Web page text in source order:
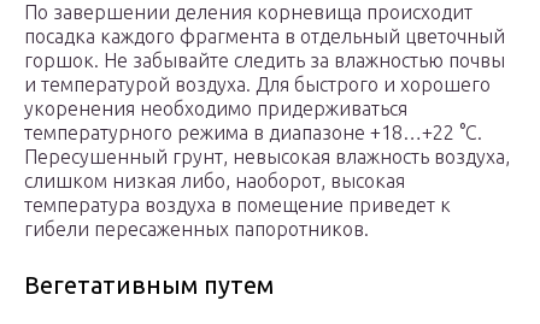
По завершении деления корневища происходит
посадка каждого фрагмента в отдельный цветочный
горшок. Не забывайте следить за влажностью почвы
и температурой воздуха. Для быстрого и хорошего
укоренения необходимо придерживаться
температурного режима в диапазоне +18…+22 °C.
Пересушенный грунт, невысокая влажность воздуха,
слишком низкая либо, наоборот, высокая
температура воздуха в помещение приведет к
гибели пересаженных папоротников.
Вегетативным путем